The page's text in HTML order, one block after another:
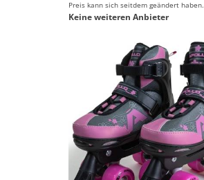
Preis kann sich seitdem geändert haben.
Keine weiteren Anbieter